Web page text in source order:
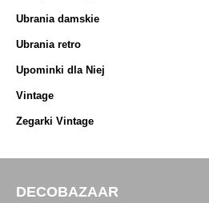
Ubrania damskie
Ubrania retro
Upominki dla Niej
Vintage
Zegarki Vintage
DECOBAZAAR